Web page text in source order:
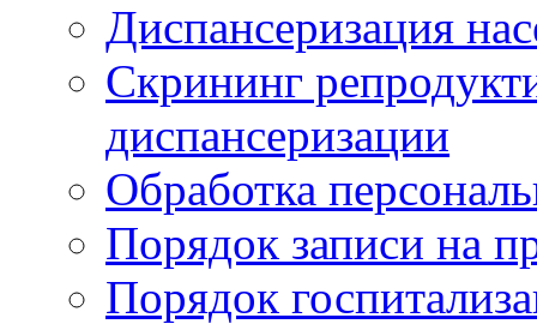
Диспансеризация
Скрининг
диспансеризации
Обработка
Порядок записи на
Порядок